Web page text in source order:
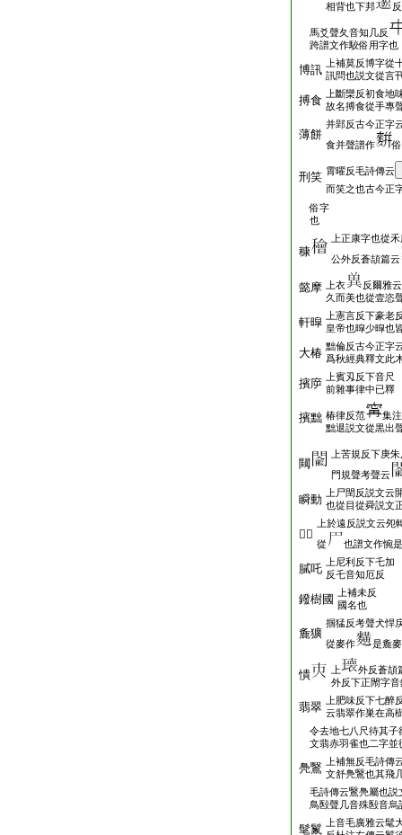
相背也下邦
馬爻聲夂音知几反
跨譜文作駮俗用字也
博訊
上補莫反博字從
訊問也説文從言
搏食
上斷欒反初食地
故名搏食從手專
薄餅
并郢反古今正字
食并聲譜作
刑笑 霄曜反毛詩傳云
而笑之也古今正
俗字
也
穅
上正康字也從
公外反蒼頡篇云
懿摩 上衣
反爾雅
久而美也從壹恣
軒暭
上憲言反下豪老
皇帝也暭少暭也
大椿 黜倫反古今正字
爲秋經典釋文此
擯㡿
上賓刄反下音尺
前雜事律中已釋
擯黜 椿律反范
集
黜退説文從黒出
闚
上苦規反下庚
門規聲考聲云
瞬動
上尸閏反説文云
也從目從舜説文
𣧜轉
上於遠反説文云夗
從
也譜文作惋
膩吒
上尼利反下乇加
反乇音知厄反
鏺樹國
上補未反
國名也
麁獷
掴猛反考聲犬悍
從麥作
是麁
憒 上
外反蒼頡
外反下正閙字
翡翠
上肥味反下七醉
云翡翠作巣在高
令去地七八尺待其子
文翡赤羽雀也二字並
鳧鷖
上補無反毛詩傳
文舒鳧鷖也其飛
毛詩傳云鷖鳧屬也説
鳥殹聲几音殊殹音烏
髦鬣
上音毛廣雅云髦